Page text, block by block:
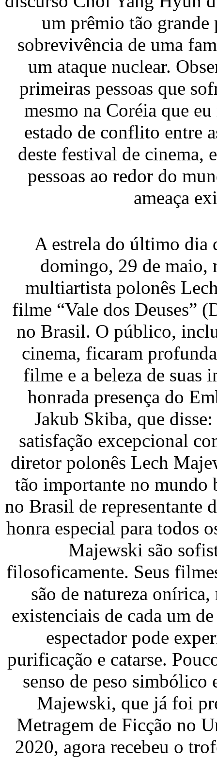
um prêmio tão grande
sobrevivência de uma
um ataque nuclear.
primeiras pessoas que
mesmo na Coréia que
estado de conflito entre
deste festival de cinema,
pessoas ao redor do
ameaça
A estrela do último dia
domingo, 29 de
multiartista polonês
filme “Vale dos Deuses”
no Brasil. O público,
cinema, ficaram
filme e a beleza de suas
honrada presença do
Jakub Skiba, que
satisfação excepcional
diretor polonês Lech
tão importante no mundo
no Brasil de representante
honra especial para todos
Majewski são
filosoficamente. Seus
são de natureza
existenciais de cada um
espectador pode
purificação e catarse.
senso de peso
Majewski, que já foi
Metragem de Ficção no
2020, agora recebeu o